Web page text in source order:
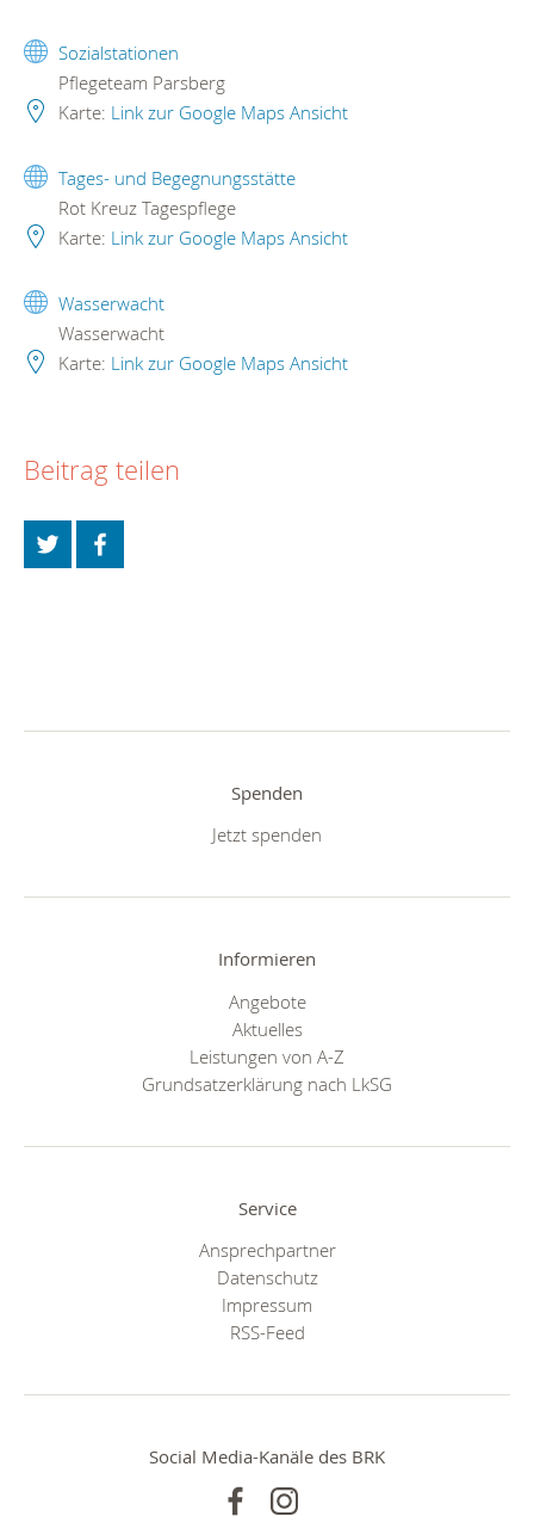
Sozialstationen
Pflegeteam Parsberg
Karte: Link zur Google Maps Ansicht
Tages- und Begegnungsstätte
Rot Kreuz Tagespflege
Karte: Link zur Google Maps Ansicht
Wasserwacht
Wasserwacht
Karte: Link zur Google Maps Ansicht
Beitrag teilen
Spenden
Jetzt spenden
Informieren
Angebote
Aktuelles
Leistungen von A-Z
Grundsatzerklärung nach LkSG
Service
Ansprechpartner
Datenschutz
Impressum
RSS-Feed
Social Media-Kanäle des BRK